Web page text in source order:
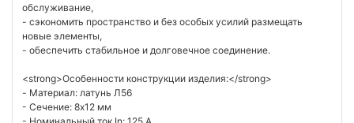
обслуживание,
- сэкономить пространство и без особых усилий размещать
новые элементы,
- обеспечить стабильное и долговечное соединение.
<strong>Особенности конструкции изделия:</strong>
- Материал: латунь Л56
- Сечение: 8х12 мм